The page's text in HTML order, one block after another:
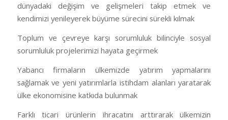
dünyadaki değişim ve gelişmeleri takip etmek ve
kendimizi yenileyerek büyüme sürecini sürekli kılmak
Toplum ve çevreye karşı sorumluluk bilinciyle sosyal
sorumluluk projelerimizi hayata geçirmek
Yabancı firmaların ülkemizde yatırım yapmalarını
sağlamak ve yeni yatırımlarla istihdam alanları yaratarak
ülke ekonomisine katkıda bulunmak
Farklı ticari ürünlerin ihracatını arttırarak ülkemizin